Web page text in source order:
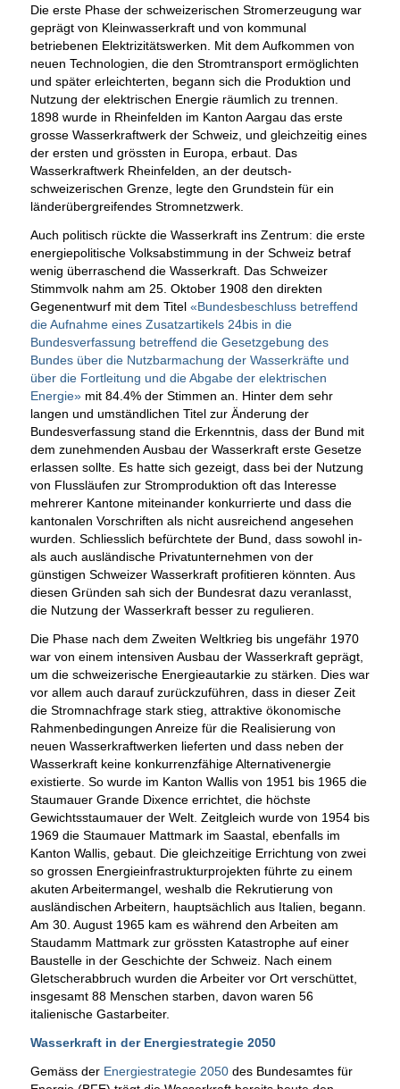
Die erste Phase der schweizerischen Stromerzeugung war
geprägt von Kleinwasserkraft und von kommunal
betriebenen Elektrizitätswerken. Mit dem Aufkommen von
neuen Technologien, die den Stromtransport ermöglichten
und später erleichterten, begann sich die Produktion und
Nutzung der elektrischen Energie räumlich zu trennen.
1898 wurde in Rheinfelden im Kanton Aargau das erste
grosse Wasserkraftwerk der Schweiz, und gleichzeitig eines
der ersten und grössten in Europa, erbaut. Das
Wasserkraftwerk Rheinfelden, an der deutsch-
schweizerischen Grenze, legte den Grundstein für ein
länderübergreifendes Stromnetzwerk.
Auch politisch rückte die Wasserkraft ins Zentrum: die erste
energiepolitische Volksabstimmung in der Schweiz betraf
wenig überraschend die Wasserkraft. Das Schweizer
Stimmvolk nahm am 25. Oktober 1908 den direkten
Gegenentwurf mit dem Titel «Bundesbeschluss betreffend
die Aufnahme eines Zusatzartikels 24bis in die
Bundesverfassung betreffend die Gesetzgebung des
Bundes über die Nutzbarmachung der Wasserkräfte und
über die Fortleitung und die Abgabe der elektrischen
Energie»mit 84.4% der Stimmen an. Hinter dem sehr
langen und umständlichen Titel zur Änderung der
Bundesverfassung stand die Erkenntnis, dass der Bund mit
dem zunehmenden Ausbau der Wasserkraft erste Gesetze
erlassen sollte. Es hatte sich gezeigt, dass bei der Nutzung
von Flussläufen zur Stromproduktion oft das Interesse
mehrerer Kantone miteinander konkurrierte und dass die
kantonalen Vorschriften als nicht ausreichend angesehen
wurden. Schliesslich befürchtete der Bund, dass sowohl in-
als auch ausländische Privatunternehmen von der
günstigen Schweizer Wasserkraft profitieren könnten. Aus
diesen Gründen sah sich der Bundesrat dazu veranlasst,
die Nutzung der Wasserkraft besser zu regulieren.
Die Phase nach dem Zweiten Weltkrieg bis ungefähr 1970
war von einem intensiven Ausbau der Wasserkraft geprägt,
um die schweizerische Energieautarkie zu stärken. Dies war
vor allem auch darauf zurückzuführen, dass in dieser Zeit
die Stromnachfrage stark stieg, attraktive ökonomische
Rahmenbedingungen Anreize für die Realisierung von
neuen Wasserkraftwerken lieferten und dass neben der
Wasserkraft keine konkurrenzfähige Alternativenergie
existierte. So wurde im Kanton Wallis von 1951 bis 1965 die
Staumauer Grande Dixence errichtet, die höchste
Gewichtsstaumauer der Welt. Zeitgleich wurde von 1954 bis
1969 die Staumauer Mattmark im Saastal, ebenfalls im
Kanton Wallis, gebaut. Die gleichzeitige Errichtung von zwei
so grossen Energieinfrastrukturprojekten führte zu einem
akuten Arbeitermangel, weshalb die Rekrutierung von
ausländischen Arbeitern, hauptsächlich aus Italien, begann.
Am 30. August 1965 kam es während den Arbeiten am
Staudamm Mattmark zur grössten Katastrophe auf einer
Baustelle in der Geschichte der Schweiz. Nach einem
Gletscherabbruch wurden die Arbeiter vor Ort verschüttet,
insgesamt 88 Menschen starben, davon waren 56
italienische Gastarbeiter.
Wasserkraft in der Energiestrategie 2050
Gemäss der Energiestrategie 2050des Bundesamtes für